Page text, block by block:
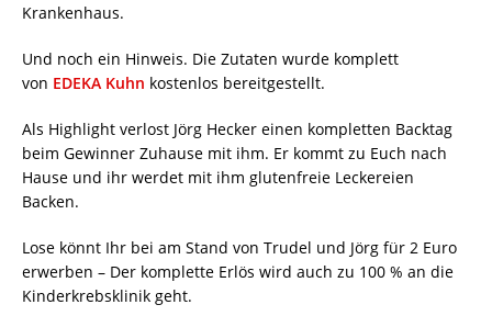
Krankenhaus.
Und noch ein Hinweis. Die Zutaten wurde komplett
von EDEKA Kuhn kostenlos bereitgestellt.
Als Highlight verlost Jörg Hecker einen kompletten Backtag
beim Gewinner Zuhause mit ihm. Er kommt zu Euch nach
Hause und ihr werdet mit ihm glutenfreie Leckereien
Backen.
Lose könnt Ihr bei am Stand von Trudel und Jörg für 2 Euro
erwerben – Der komplette Erlös wird auch zu 100 % an die
Kinderkrebsklinik geht.